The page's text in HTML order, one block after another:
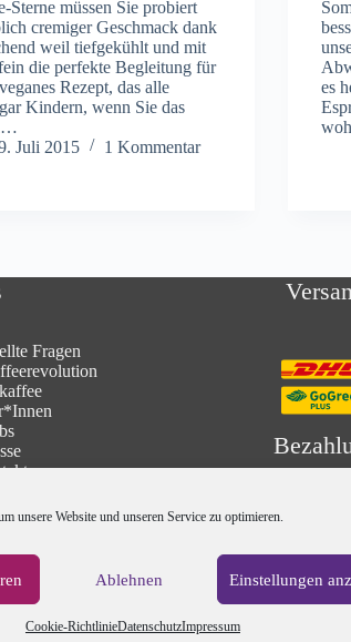
unsere Website und unseren Service zu optimieren.
Ablehnen Einstellungen
Cookie-RichtlinieDatenschutzImpressum
Sterne müssen Sie probiert
cremiger Geschmack dank
weil tiefgekühlt und mit
die perfekte Begleitung für
Rezept, das alle
Kindern, wenn Sie das
Juli 2015 1 Kommentar
es
Fragen